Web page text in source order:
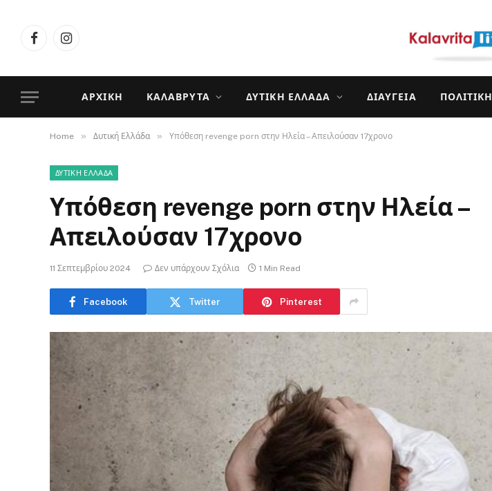
FacebookInstagram
ΑΡΧΙΚΉ ΚΑΛΆΒΡΥΤΑ ΔΥΤΙΚΉ ΕΛΛΆΔΑ ΔΙΑΎΓΕΙΑ ΠΟΛΙΤΙΚΉ
Home » Δυτική Ελλάδα » Υπόθεση revenge porn στην Ηλεία – Απειλούσαν 17χρονο
ΔΥΤΙΚΉ ΕΛΛΆΔΑ
Υπόθεση revenge porn στην Ηλεία –
Απειλούσαν 17χρονο
11 Σεπτεμβρίου 2024 Δεν υπάρχουν Σχόλια 1 Min Read
Facebook Twitter Pinterest